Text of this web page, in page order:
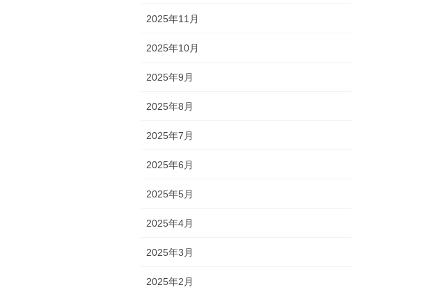
2025年11月
2025年10月
2025年9月
2025年8月
2025年7月
2025年6月
2025年5月
2025年4月
2025年3月
2025年2月